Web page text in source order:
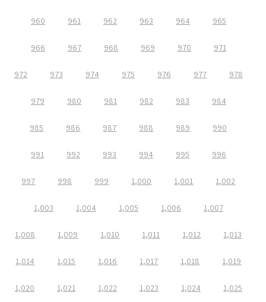
960 961 962 963 964 965
966 967 968 969 970 971
972 973 974 975 976 977 978
979 980 981 982 983 984
985 986 987 988 989 990
991 992 993 994 995 996
997 998 999 1,000 1,001 1,002
1,003 1,004 1,005 1,006 1,007
1,008 1,009 1,010 1,011 1,012 1,013
1,014 1,015 1,016 1,017 1,018 1,019
1,020 1,021 1,022 1,023 1,024 1,025